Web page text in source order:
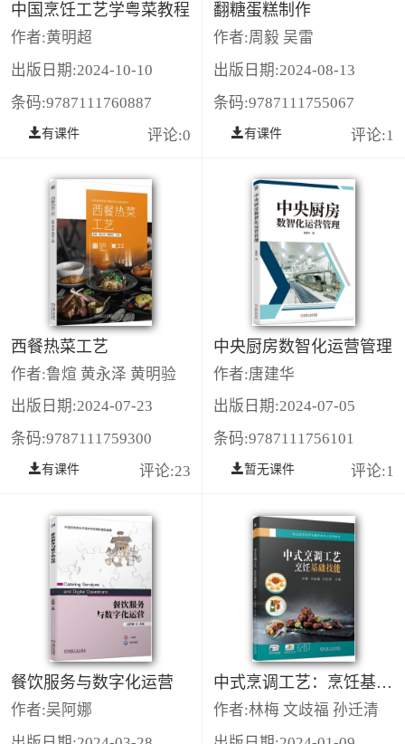
中国烹饪工艺学粤菜教程
作者:黄明超
出版日期:2024-10-10
条码:9787111760887
有课件 评论:0
翻糖蛋糕制作
作者:周毅 吴雷
出版日期:2024-08-13
条码:9787111755067
有课件 评论:1
西餐热菜工艺
作者:鲁煊 黄永泽 黄明验
出版日期:2024-07-23
条码:9787111759300
有课件 评论:23
中央厨房数智化运营管理
作者:唐建华
出版日期:2024-07-05
条码:9787111756101
暂无课件 评论:1
餐饮服务与数字化运营
作者:吴阿娜
中式烹调工艺：烹饪基础技能
作者:林梅 文歧福 孙迁清